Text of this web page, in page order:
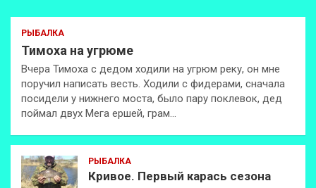
РЫБАЛКА
Тимоха на угрюме
Вчера Тимоха с дедом ходили на угрюм реку, он мне
поручил написать весть. Ходили с фидерами, сначала
посидели у нижнего моста, было пару поклевок, дед
поймал двух Мега ершей, грам…
РЫБАЛКА
Кривое. Первый карась сезона